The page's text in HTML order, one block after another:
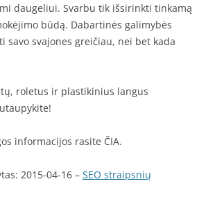
daugeliui. Svarbu tik išsirinkti tinkamą
būdą. Dabartinės galimybės
savo svajones greičiau, nei bet kada
roletus ir plastikinius langus
informacijos rasite ČIA.
2015-04-16 – SEO straipsnių